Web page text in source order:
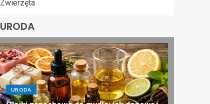
Zwierzęta
URODA
URODA